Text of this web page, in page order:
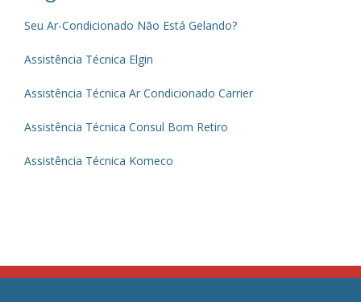
Seu Ar-Condicionado Não Está Gelando?
Assistência Técnica Elgin
Assistência Técnica Ar Condicionado Carrier
Assistência Técnica Consul Bom Retiro
Assistência Técnica Komeco